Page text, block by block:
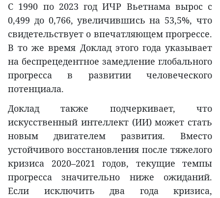
С 1990 по 2023 год ИЧР Вьетнама вырос с
0,499 до 0,766, увеличившись на 53,5%, что
свидетельствует о впечатляющем прогрессе.
В то же время Доклад этого года указывает
на беспрецедентное замедление глобального
прогресса в развитии человеческого
потенциала.
Доклад также подчеркивает, что
искусственный интеллект (ИИ) может стать
новым двигателем развития. Вместо
устойчивого восстановления после тяжелого
кризиса 2020–2021 годов, текущие темпы
прогресса значительно ниже ожиданий.
Если исключить два года кризиса,